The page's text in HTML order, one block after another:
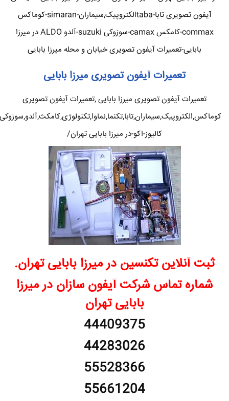
آیفون تصویری تابا-tabaالکتروپیک,سیماران-simaran-کوماکس
commax-کامکس camax-سوزوکی suzuki-آلدو ALDO در میرزا
بابایی-تعمیرات آیفون تصویری خیابان و محله میرزا بابایی
تعمیرات آیفون تصویری میرزا بابایی
تعمیرات آیفون تصویری میرزا بابایی ,تعمیرات آیفون تصویری
کوماکس,الکتروپیک,سیماران,تابا,تکنما,نماوا,تکنولوژی,کامکث,آلدو,سوزوکی
کالیوز-اکو-در میرزا بابایی تهران/
ثبت آنلاین تکنسین در میرزا بابایی تهران.
شماره تماس شرکت آیفون سازان در میرزا
بابایی تهران
44409375
44283026
55528366
55661204